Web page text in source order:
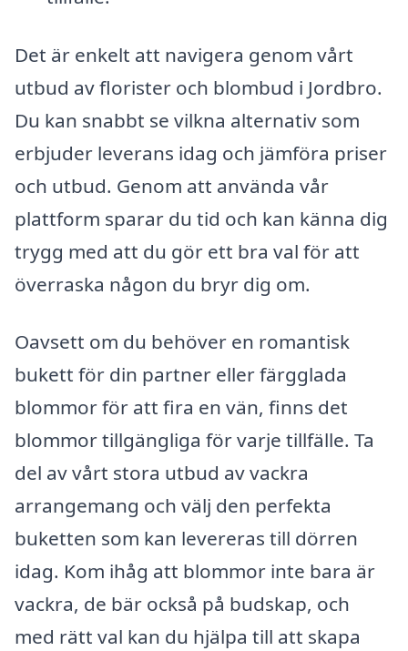
Det är enkelt att navigera genom vårt
utbud av florister och blombud i Jordbro.
Du kan snabbt se vilkna alternativ som
erbjuder leverans idag och jämföra priser
och utbud. Genom att använda vår
plattform sparar du tid och kan känna dig
trygg med att du gör ett bra val för att
överraska någon du bryr dig om.
Oavsett om du behöver en romantisk
bukett för din partner eller färgglada
blommor för att fira en vän, finns det
blommor tillgängliga för varje tillfälle. Ta
del av vårt stora utbud av vackra
arrangemang och välj den perfekta
buketten som kan levereras till dörren
idag. Kom ihåg att blommor inte bara är
vackra, de bär också på budskap, och
med rätt val kan du hjälpa till att skapa